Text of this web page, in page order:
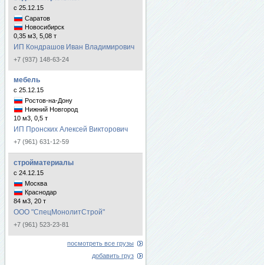
с 25.12.15
Саратов
Новосибирск
0,35 м3, 5,08 т
ИП Кондрашов Иван Владимирович
+7 (937) 148-63-24
мебель
с 25.12.15
Ростов-на-Дону
Нижний Новгород
10 м3, 0,5 т
ИП Пронских Алексей Викторович
+7 (961) 631-12-59
стройматериалы
с 24.12.15
Москва
Краснодар
84 м3, 20 т
ООО "СпецМонолитСтрой"
+7 (961) 523-23-81
посмотреть все грузы
добавить груз